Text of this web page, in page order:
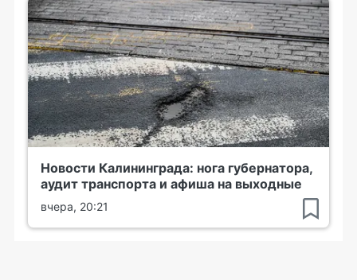
Новости Калининграда: нога губернатора,
аудит транспорта и афиша на выходные
вчера, 20:21